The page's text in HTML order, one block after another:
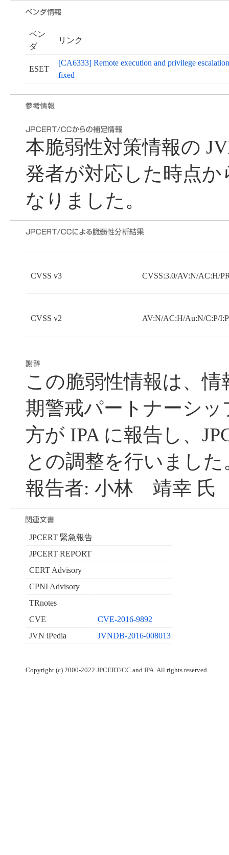
ベン
ダ
リンク
ESET
[CA6333] Remote execution and privilege
fixed
本脆弱性対策情報の
発者が対応した時点か
なりました。
CVSS v3 CVSS:3.0/AV:N/AC:H/
CVSS v2 AV:N/AC:H/Au:N/C:P/
この脆弱性情報は、
期警戒パートナーシ
方が IPA に報告し、
との調整を行いました
報告者: 小林 靖幸 氏
JPCERT 緊急報告
JPCERT REPORT
CERT Advisory
CPNI Advisory
TRnotes
CVE
CVE-2016-9892
JVN iPedia
JVNDB-2016-008013
Copyright (c) 2000-2022 JPCERT/CC and IPA. All rights reserved.